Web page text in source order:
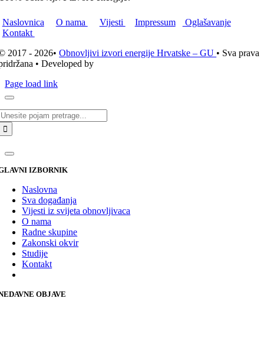
Naslovnica O nama Vijesti Impressum
Oglašavanje
Kontakt
2017 - 2026•Obnovljivi izvori energije Hrvatske – GU • Sva prava
• Developed by
Page load link
IZBORNIK
Naslovna
Sva događanja
Vijesti iz svijeta obnovljivaca
O nama
Radne skupine
Zakonski okvir
Studije
Kontakt
OBJAVE